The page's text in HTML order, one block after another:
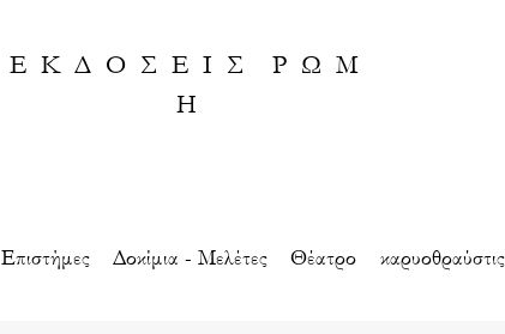
Ε Κ Δ Ο Σ Ε Ι Σ Ρ Ω Μ
Η
Eπιστήμες Δοκίμια - Μελέτες Θέατρο καρυοθραύστις